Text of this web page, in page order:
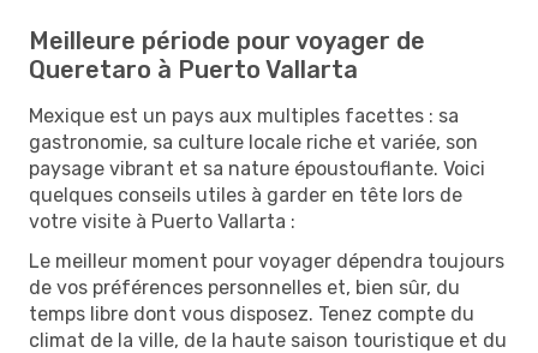
Meilleure période pour voyager de
Queretaro à Puerto Vallarta
Mexique est un pays aux multiples facettes : sa
gastronomie, sa culture locale riche et variée, son
paysage vibrant et sa nature époustouflante. Voici
quelques conseils utiles à garder en tête lors de
votre visite à Puerto Vallarta :
Le meilleur moment pour voyager dépendra toujours
de vos préférences personnelles et, bien sûr, du
temps libre dont vous disposez. Tenez compte du
climat de la ville, de la haute saison touristique et du